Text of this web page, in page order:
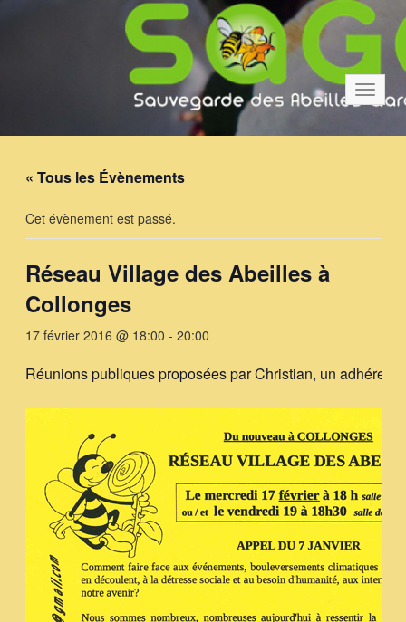
la
« Tous les Évènements
Cet évènement est passé.
Réseau Village des Abeilles à
Collonges
17 février 2016 @ 18:00 - 20:00
Réunions publiques proposées par Christian, un adhérent